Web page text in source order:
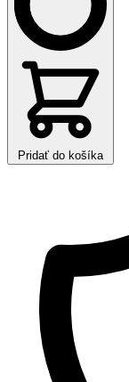
Pridať do košíka